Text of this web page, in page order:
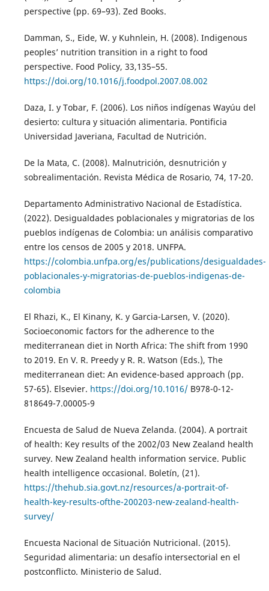
perspective (pp. 69–93). Zed Books.
Damman, S., Eide, W. y Kuhnlein, H. (2008). Indigenous
peoples’ nutrition transition in a right to food
perspective. Food Policy, 33,135–55.
https://doi.org/10.1016/j.foodpol.2007.08.002
Daza, I. y Tobar, F. (2006). Los niños indígenas Wayúu del
desierto: cultura y situación alimentaria. Pontificia
Universidad Javeriana, Facultad de Nutrición.
De la Mata, C. (2008). Malnutrición, desnutrición y
sobrealimentación. Revista Médica de Rosario, 74, 17-20.
Departamento Administrativo Nacional de Estadística.
(2022). Desigualdades poblacionales y migratorias de los
pueblos indígenas de Colombia: un análisis comparativo
entre los censos de 2005 y 2018. UNFPA.
https://colombia.unfpa.org/es/publications/desigualdades-
poblacionales-y-migratorias-de-pueblos-indigenas-de-
colombia
El Rhazi, K., El Kinany, K. y Garcia-Larsen, V. (2020).
Socioeconomic factors for the adherence to the
mediterranean diet in North Africa: The shift from 1990
to 2019. En V. R. Preedy y R. R. Watson (Eds.), The
mediterranean diet: An evidence-based approach (pp.
57-65). Elsevier. https://doi.org/10.1016/B978-0-12-
818649-7.00005-9
Encuesta de Salud de Nueva Zelanda. (2004). A portrait
of health: Key results of the 2002/03 New Zealand health
survey. New Zealand health information service. Public
health intelligence occasional. Boletín, (21).
https://thehub.sia.govt.nz/resources/a-portrait-of-
health-key-results-ofthe-200203-new-zealand-health-
survey/
Encuesta Nacional de Situación Nutricional. (2015).
Seguridad alimentaria: un desafío intersectorial en el
postconflicto. Ministerio de Salud.